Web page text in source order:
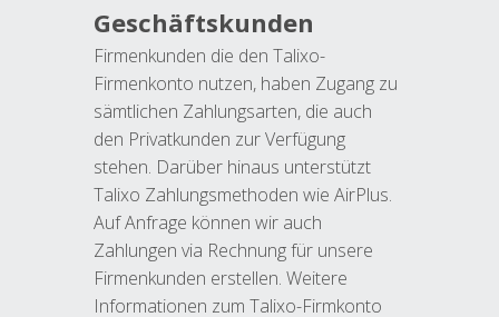
Geschäftskunden
Firmenkunden die den Talixo-
Firmenkonto nutzen, haben Zugang zu
sämtlichen Zahlungsarten, die auch
den Privatkunden zur Verfügung
stehen. Darüber hinaus unterstützt
Talixo Zahlungsmethoden wie AirPlus.
Auf Anfrage können wir auch
Zahlungen via Rechnung für unsere
Firmenkunden erstellen. Weitere
Informationen zum Talixo-Firmkonto